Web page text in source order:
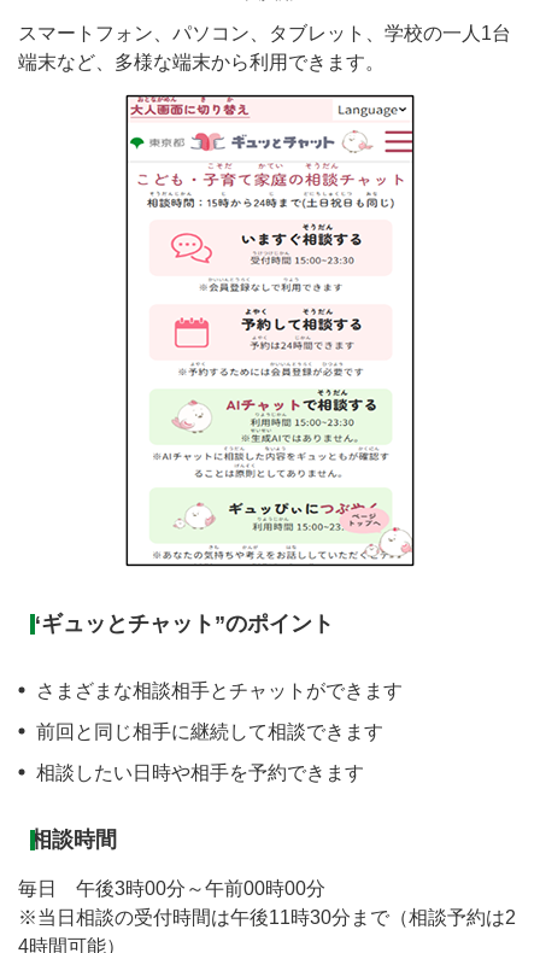
スマートフォン、パソコン、タブレット、学校の一人1台
端末など、多様な端末から利用できます。
“ギュッとチャット”のポイント
さまざまな相談相手とチャットができます
前回と同じ相手に継続して相談できます
相談したい日時や相手を予約できます
相談時間
毎日 午後3時00分～午前00時00分
※当日相談の受付時間は午後11時30分まで（相談予約は2
4時間可能）